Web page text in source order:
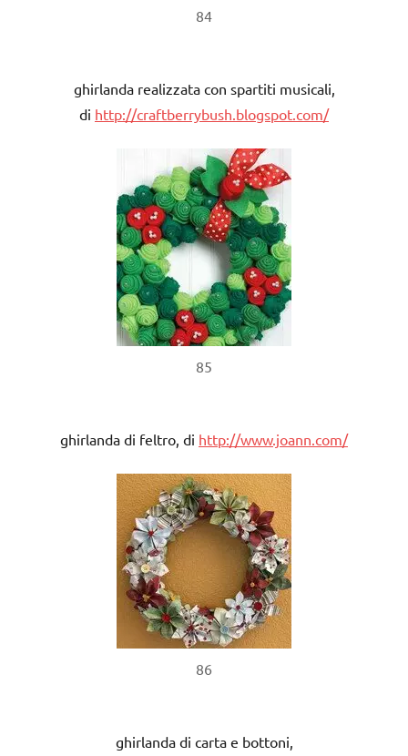
84
ghirlanda realizzata con spartiti musicali,
di http://craftberrybush.blogspot.com/
85
ghirlanda di feltro, di http://www.joann.com/
86
ghirlanda di carta e bottoni,